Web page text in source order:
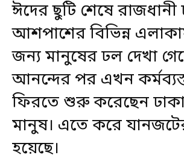
ঈদের ছুটি শেষে রাজধানী
আশপাশের বিভিন্ন
জন্য মানুষের ঢল দেখা
আনন্দের পর এখন
ফিরতে শুরু করেছেন
মানুষ। এতে করে
হয়েছে।